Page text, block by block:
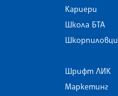
Кариери
Школа БТА
Шкорпиловци
Шрифт ЛИК
Маркетинг